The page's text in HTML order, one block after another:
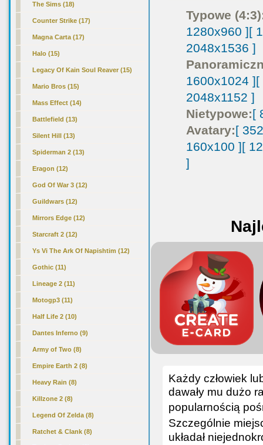
The Sims (18)
Counter Strike (17)
Magna Carta (17)
Halo (15)
Legacy Of Kain Soul Reaver (15)
Mario Bros (15)
Mass Effect (14)
Battlefield (13)
Silent Hill (13)
Spiderman 2 (13)
Eragon (12)
God Of War 3 (12)
Guildwars (12)
Mirrors Edge (12)
Starcraft 2 (12)
Ys Vi The Ark Of Napishtim (12)
Gothic (11)
Lineage 2 (11)
Motogp3 (11)
Half Life 2 (10)
Dantes Inferno (9)
Army of Two (8)
Empire Earth 2 (8)
Heavy Rain (8)
Killzone 2 (8)
Legend Of Zelda (8)
Ratchet & Clank (8)
Typowe
1280x960 ][
2048x1536 ]
1600x1024 ][
2048x1152 ]
Nietypowe:[
Avatary:[
160x100 ][
]
Każdy człowiek
dawały mu dużo
popularnością
Szczególnie
układał